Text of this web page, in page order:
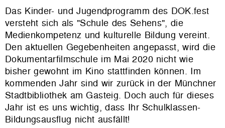
Das Kinder- und Jugendprogramm des DOK.fest
versteht sich als "Schule des Sehens", die
Medienkompetenz und kulturelle Bildung vereint.
Den aktuellen Gegebenheiten angepasst, wird die
Dokumentarfilmschule im Mai 2020 nicht wie
bisher gewohnt im Kino stattfinden können. Im
kommenden Jahr sind wir zurück in der Münchner
Stadtbibliothek am Gasteig. Doch auch für dieses
Jahr ist es uns wichtig, dass Ihr Schulklassen-
Bildungsausflug nicht ausfällt!